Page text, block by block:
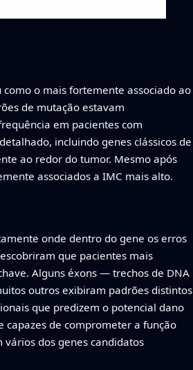
o mais fortemente associado ao
de mutação estavam
em pacientes com
incluindo genes clássicos de
ao redor do tumor. Mesmo após
associados a IMC mais alto.
onde dentro do gene os erros
que pacientes mais
Alguns éxons — trechos de DNA
outros exibiram padrões distintos
que predizem o potencial dano
de comprometer a função
dos genes candidatos